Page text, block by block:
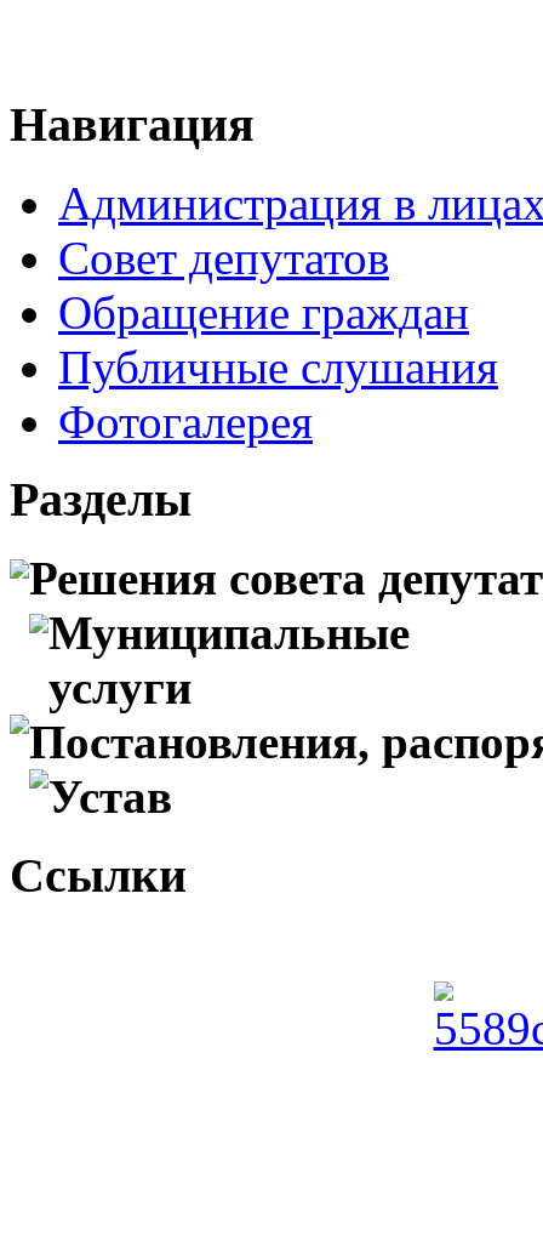
Навигация
Администрация в
Совет депутатов
Обращение граждан
Публичные слушания
Фотогалерея
Разделы
Решения совета
Муниципальные
услуги
Постановления,
Устав
Ссылки